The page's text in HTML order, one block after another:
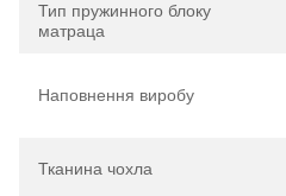
Тип пружинного блоку
матраца
Наповнення виробу
Тканина чохла